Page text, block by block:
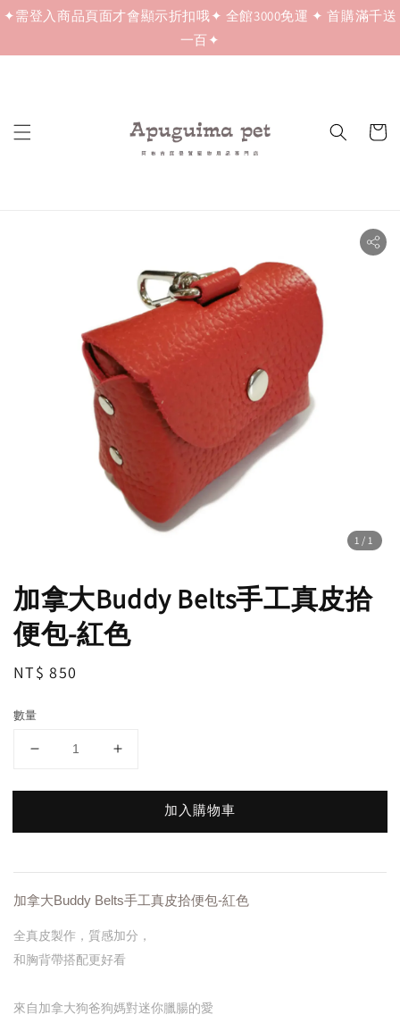
✦需登入商品頁面才會顯示折扣哦✦ 全館3000免運 ✦ 首購滿千送
一百✦
1 /1
加拿大Buddy Belts手工真皮拾
便包-紅色
Regular
NT$ 850
數量
加入購物車
加拿大Buddy Belts手工真皮拾便包-紅色
全真皮製作，質感加分，
和胸背帶搭配更好看
來自加拿大狗爸狗媽對迷你臘腸的愛